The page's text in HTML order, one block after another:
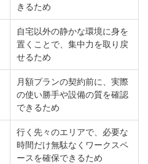
きるため
自宅以外の静かな環境に身を
置くことで、集中力を取り戻
せるため
月額プランの契約前に、実際
の使い勝手や設備の質を確認
できるため
行く先々のエリアで、必要な
時間だけ無駄なくワークスペ
ースを確保できるため